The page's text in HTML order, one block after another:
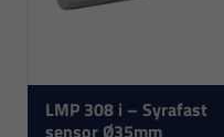
LMP 308 i – Syrafast
sensor Ø35mm